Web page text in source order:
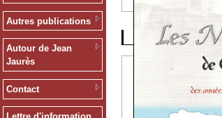
Autres publications
Autour de Jean
Jaurès
Contact